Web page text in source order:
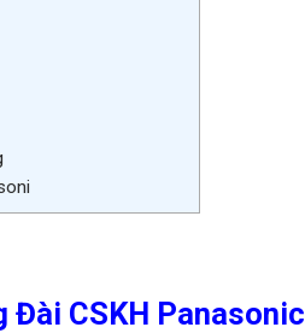
Đài CSKH Panasonic